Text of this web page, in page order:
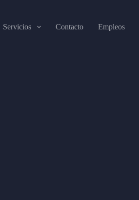
Servicios Contacto Empleos